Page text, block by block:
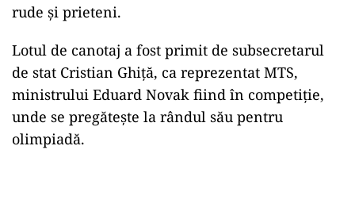
rude şi prieteni.
Lotul de canotaj a fost primit de subsecretarul
de stat Cristian Ghiţă, ca reprezentat MTS,
ministrului Eduard Novak fiind în competiție,
unde se pregătește la rândul său pentru
olimpiadă.